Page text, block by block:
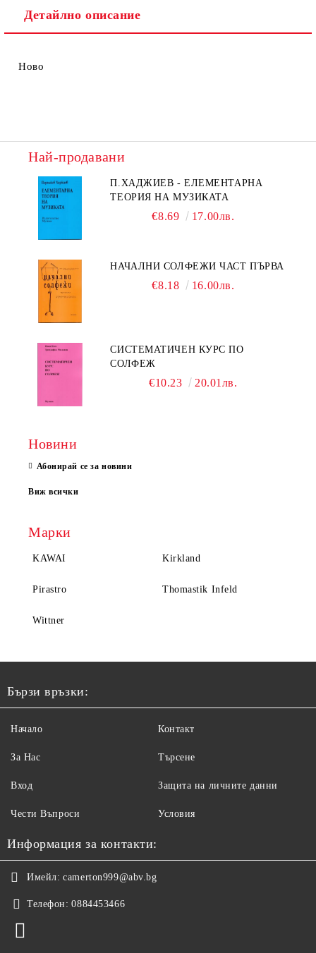
Детайлно описание
Ново
Най-продавани
П.ХАДЖИЕВ - ЕЛЕМЕНТАРНА
ТЕОРИЯ НА МУЗИКАТА
€8.69 17.00лв.
НАЧАЛНИ СОЛФЕЖИ ЧАСТ ПЪРВА
€8.18 16.00лв.
СИСТЕМАТИЧЕН КУРС ПО
СОЛФЕЖ
€10.23 20.01лв.
Новини
Абонирай се за новини
Виж всички
Марки
KAWAI Kirkland
Pirastro Thomastik Infeld
Wittner
Бързи връзки:
Начало
За Нас
Вход
Чести Въпроси
Контакт
Търсене
Защита на личните данни
Условия
Информация за контакти:
Имейл: camerton999@abv.bg
Телефон: 0884453466